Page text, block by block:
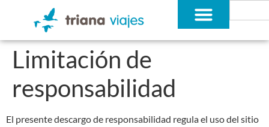
Limitación de
responsabilidad
El presente descargo de responsabilidad regula el uso del sitio